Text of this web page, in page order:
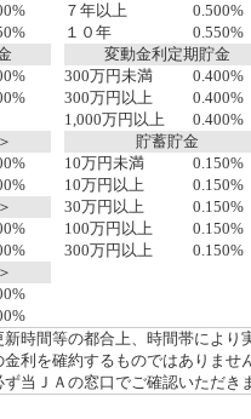
７年以上
0.500%
１０年
0.550%
変動金利定期貯金
300万円未満
0.400%
300万円以上
0.400%
1,000万円以上
0.400%
貯蓄貯金
10万円未満
0.150%
10万円以上
0.150%
30万円以上
0.150%
100万円以上
0.150%
300万円以上
0.150%
時間等の都合上、時間帯により
利を確約するものではありませ
当ＪＡの窓口でご確認いただき